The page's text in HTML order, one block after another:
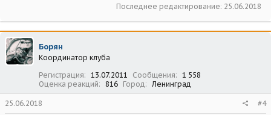
Последнее редактирование: 25.06.2018
Борян
Координатор клуба
Регистрация
13.07.2011 Сообщения
1 558
Оценка реакций
816 Город Ленинград
25.06.2018 #4